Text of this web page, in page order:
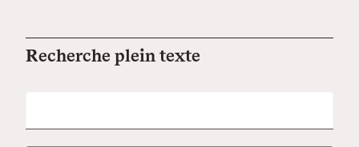
Recherche plein texte